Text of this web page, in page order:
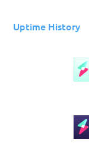
Uptime History